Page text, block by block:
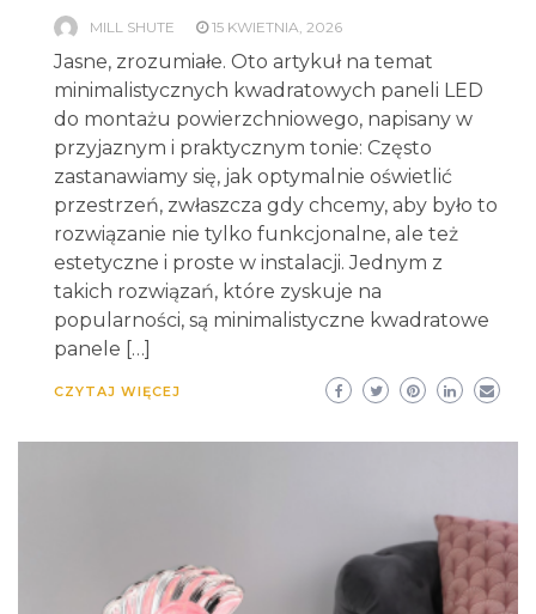
MILL SHUTE 15 KWIETNIA, 2026
Jasne, zrozumiałe. Oto artykuł na temat
minimalistycznych kwadratowych paneli LED
do montażu powierzchniowego, napisany w
przyjaznym i praktycznym tonie: Często
zastanawiamy się, jak optymalnie oświetlić
przestrzeń, zwłaszcza gdy chcemy, aby było to
rozwiązanie nie tylko funkcjonalne, ale też
estetyczne i proste w instalacji. Jednym z
takich rozwiązań, które zyskuje na
popularności, są minimalistyczne kwadratowe
panele […]
CZYTAJ WIĘCEJ